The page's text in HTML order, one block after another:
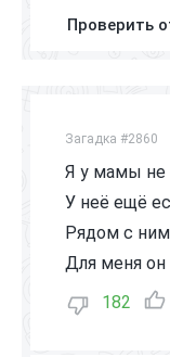
Проверить
Загадка #2860
Я у мамы не
У неё ещё
Рядом с
Для меня он
182